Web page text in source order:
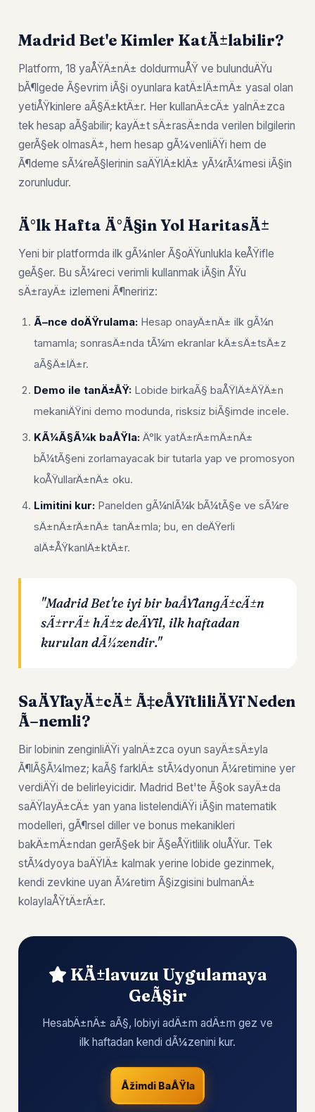
Madrid Bet'e Kimler KatÄ±labilir?
Platform, 18 yaÅŸÄ±nÄ± doldurmuÅŸ ve bulunduÄŸu
bÃ¶lgede Ã§evrim iÃ§i oyunlara katÄ±lÄ±mÄ± yasal olan
yetiÅŸkinlere aÃ§Ä±ktÄ±r. Her kullanÄ±cÄ± yalnÄ±zca
tek hesap aÃ§abilir; kayÄ±t sÄ±rasÄ±nda verilen bilgilerin
gerÃ§ek olmasÄ±, hem hesap gÃ¼venliÄŸi hem de
Ã¶deme sÃ¼reÃ§lerinin saÄŸlÄ±klÄ± yÃ¼rÃ¼mesi iÃ§in
zorunludur.
Ä°lk Hafta Ä°Ã§in Yol HaritasÄ±
Yeni bir platformda ilk gÃ¼nler Ã§oÄŸunlukla keÅŸifle
geÃ§er. Bu sÃ¼reci verimli kullanmak iÃ§in ÅŸu
sÄ±rayÄ± izlemeni Ã¶neririz:
Ã–nce doÄŸrulama: Hesap onayÄ±nÄ± ilk gÃ¼n
tamamla; sonrasÄ±nda tÃ¼m ekranlar kÄ±sÄ±tsÄ±z
aÃ§Ä±lÄ±r.
Demo ile tanÄ±ÅŸ: Lobide birkaÃ§ baÅŸlÄ±ÄŸÄ±n
mekaniÄŸini demo modunda, risksiz biÃ§imde incele.
KÃ¼Ã§Ã¼k baÅŸla: Ä°lk yatÄ±rÄ±mÄ±nÄ±
bÃ¼tÃ§eni zorlamayacak bir tutarla yap ve promosyon
koÅŸullarÄ±nÄ± oku.
Limitini kur: Panelden gÃ¼nlÃ¼k bÃ¼tÃ§e ve sÃ¼re
sÄ±nÄ±rÄ±nÄ± tanÄ±mla; bu, en deÄŸerli
alÄ±ÅŸkanlÄ±ktÄ±r.
"Madrid Bet'te iyi bir baÅŸlangÄ±cÄ±n
sÄ±rrÄ± hÄ±z deÄŸil, ilk haftadan
kurulan dÃ¼zendir."
SaÄŸlayÄ±cÄ± Ã‡eÅŸitliliÄŸi Neden
Ã–nemli?
Bir lobinin zenginliÄŸi yalnÄ±zca oyun sayÄ±sÄ±yla
Ã¶lÃ§Ã¼lmez; kaÃ§ farklÄ± stÃ¼dyonun Ã¼retimine yer
verdiÄŸi de belirleyicidir. Madrid Bet'te Ã§ok sayÄ±da
saÄŸlayÄ±cÄ± yan yana listelendiÄŸi iÃ§in matematik
modelleri, gÃ¶rsel diller ve bonus mekanikleri
bakÄ±mÄ±ndan gerÃ§ek bir Ã§eÅŸitlilik oluÅŸur. Tek
stÃ¼dyoya baÄŸlÄ± kalmak yerine lobide gezinmek,
kendi zevkine uyan Ã¼retim Ã§izgisini bulmanÄ±
kolaylaÅŸtÄ±rÄ±r.
KÄ±lavuzu Uygulamaya
GeÃ§ir
HesabÄ±nÄ± aÃ§, lobiyi adÄ±m adÄ±m gez ve
ilk haftadan kendi dÃ¼zenini kur.
Åžimdi BaÅŸla